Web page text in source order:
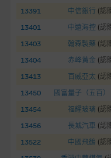
13391
中信銀行 (認
13401
中遠海控 (認
13403
翰森製藥 (認
13404
赤峰黃金 (認
13413
百威亞太 (認
13450
國富量子（五百）
13454
福耀玻璃 (認
13456
長城汽車 (認
13522
中國飛鶴 (認
理集團對此等網站的內容
適，不作任何聲明。麥格
接的第三者查詢。此外，
三者推介本網站。
本網站雖連接第三者管理
權。
經由本網站接觸到的